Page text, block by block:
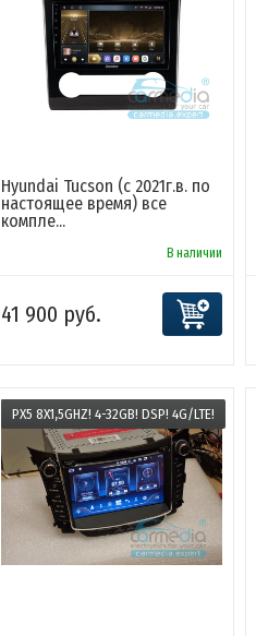
Hyundai Tucson (с 2021г.в. по
настоящее время) все
компле...
В наличии
41 900 руб.
PX5 8X1,5GHZ! 4-32GB! DSP! 4G/LTE!